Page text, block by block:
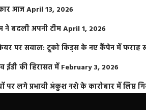
आजApril 13, 2026
बदली अपनी टीमApril 1, 2026
पर सवाल: टूको किड्स के नए कैंपेन में फराह
ईडी की हिरासत में February 3, 2026
पर लगे प्रभावी अंकुश नशे के कारोबार में लिप्त